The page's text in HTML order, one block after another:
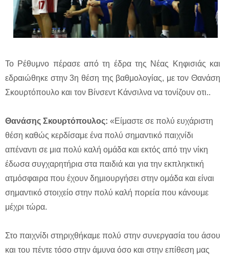
Το Ρέθυμνο πέρασε από τη έδρα της Νέας Κηφισιάς και
εδραιώθηκε στην 3η θέση της βαθμολογίας, με τον Θανάση
Σκουρτόπουλο και τον Βίνσεντ Κάνσιλνα να τονίζουν οτι..
Θανάσης Σκουρτόπουλος: «Είμαστε σε πολύ ευχάριστη
θέση καθώς κερδίσαμε ένα πολύ σημαντικό παιχνίδι
απέναντι σε μια πολύ καλή ομάδα και εκτός από την νίκη
έδωσα συγχαρητήρια στα παιδιά και για την εκπληκτική
ατμόσφαιρα που έχουν δημιουργήσει στην ομάδα και είναι
σημαντικό στοιχείο στην πολύ καλή πορεία που κάνουμε
μέχρι τώρα.
Στο παιχνίδι στηριχθήκαμε πολύ στην συνεργασία του άσου
και του πέντε τόσο στην άμυνα όσο και στην επίθεση μας